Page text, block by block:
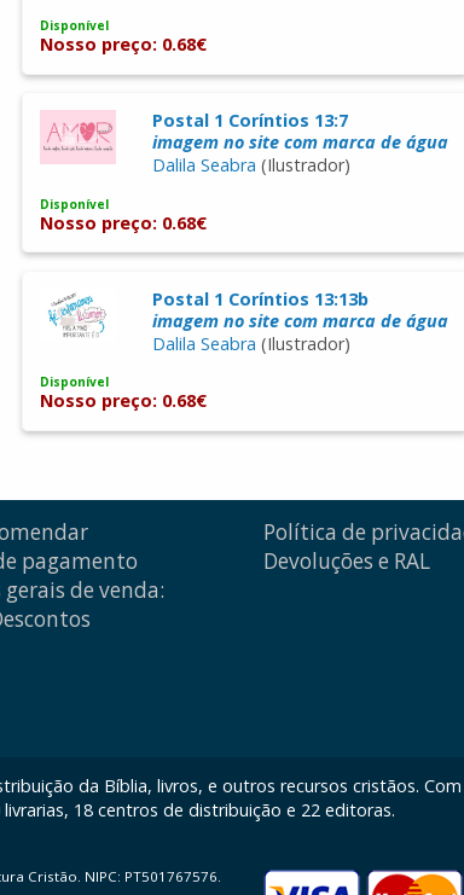
Disponível
Nosso preço: 0.68€
Postal 1 Coríntios 13:7
imagem no site com marca de água
Dalila Seabra (Ilustrador)
Disponível
Nosso preço: 0.68€
Postal 1 Coríntios 13:13b
imagem no site com marca de água
Dalila Seabra (Ilustrador)
Disponível
Nosso preço: 0.68€
pagamento
de venda:
Política de
Devoluções e RAL
da Bíblia, livros, e outros recursos cristãos.
18 centros de distribuição e 22 editoras.
Cristão. NIPC: PT501767576.